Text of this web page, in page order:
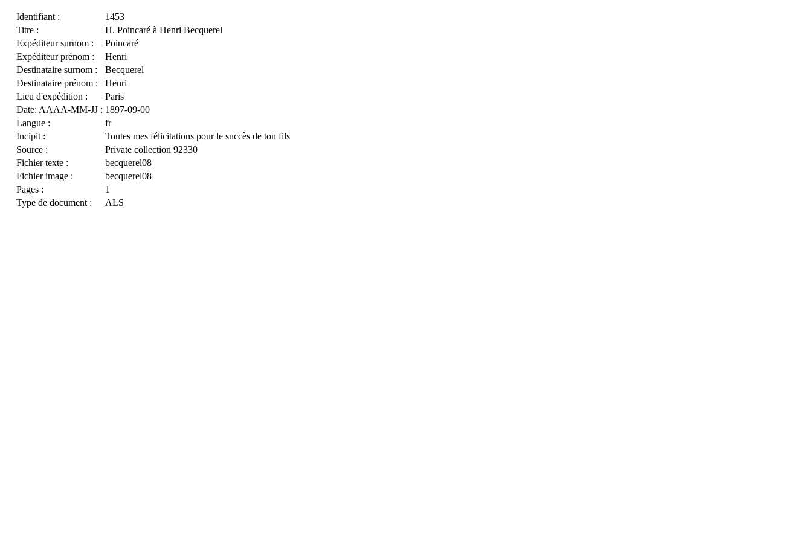
Identifiant :
1453
Titre :
H. Poincaré à Henri Becquerel
Expéditeur surnom :
Poincaré
Expéditeur prénom :
Henri
Destinataire surnom :
Becquerel
Destinataire prénom :
Henri
Lieu d'expédition :
Paris
Date: AAAA-MM-JJ : 1897-09-00
Langue :
fr
Incipit :
Toutes mes félicitations pour le succès de ton fils
Source :
Private collection 92330
Fichier texte :
becquerel08
Fichier image :
becquerel08
Pages :
1
Type de document :
ALS